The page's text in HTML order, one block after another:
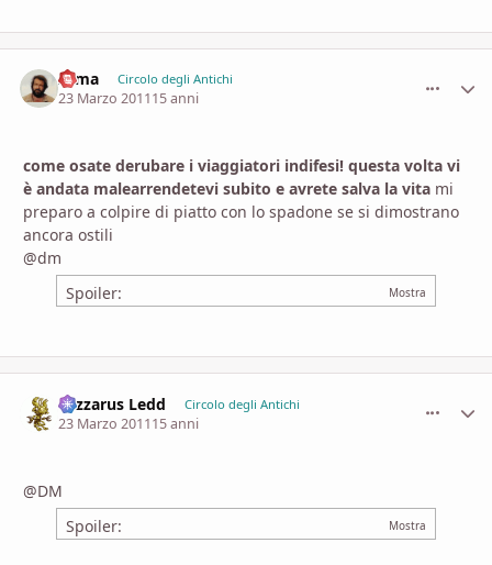
zama Circolo degli Antichi
23 Marzo 201115 anni
come osate derubare i viaggiatori indifesi! questa volta vi
è andata malearrendetevi subito e avrete salva la vita mi
preparo a colpire di piatto con lo spadone se si dimostrano
ancora ostili
@dm
Spoiler:
Lazzarus Ledd Circolo degli Antichi
23 Marzo 201115 anni
@DM
Spoiler: